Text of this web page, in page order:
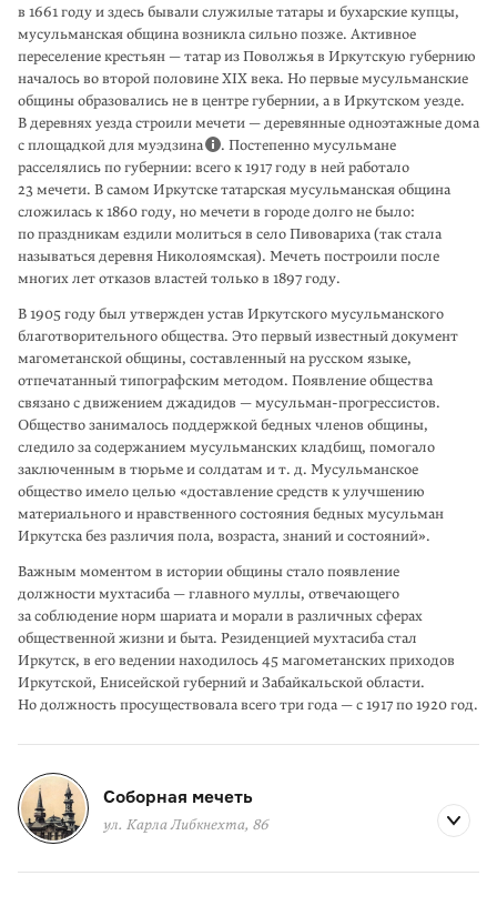
в 1661 году и здесь бывали служилые татары и бухарские купцы,
мусульманская община возникла сильно позже. Активное
переселение крестьян — татар из Поволжья в Иркут­скую губернию
началось во второй половине XIX века. Но первые мусульман­ские
общины образовались не в центре губернии, а в Иркутском уезде.
В дерев­нях уезда строили мечети — деревянные одноэтажные дома
с площадкой для муэдзина
. Постепенно мусульмане
расселялись по губернии: всего к 1917 году в ней работало
23 мечети. В самом Иркутске татарская мусуль­манская община
сложилась к 1860 году, но мечети в городе долго не было:
по празд­никам ездили молиться в село Пивовариха (так стала
называться деревня Николоямская). Мечеть построили после
многих лет отказов властей только в 1897 году.
В 1905 году был утвержден устав Иркутского мусульманского
благотво­ритель­ного общества. Это первый известный документ
магометанской общины, составленный на русском языке,
отпечатанный типографским методом. Появление общества
связано с движением джадидов — мусульман-прогрес­систов.
Общество занималось поддержкой бедных членов общины,
следило за содержанием мусульманских кладбищ, помогало
заключенным в тюрьме и солдатам и т. д. Мусульманское
общество имело целью «доставление средств к улучшению
материального и нравствен­ного состояния бедных мусульман
Иркутска без различия пола, возраста, знаний и состояний».
Важным моментом в истории общины стало появление
должности мухтасиба — главного муллы, отвечающего
за соблюдение норм шариата и морали в различ­ных сферах
общественной жизни и быта. Резиденцией мухтасиба стал
Иркутск, в его ведении находилось 45 магометанских приходов
Иркутской, Енисейской губерний и Забайкальской области.
Но должность просуществовала всего три года — с 1917 по 1920 год.
Соборная мечеть
ул. Карла Либкнехта, 86